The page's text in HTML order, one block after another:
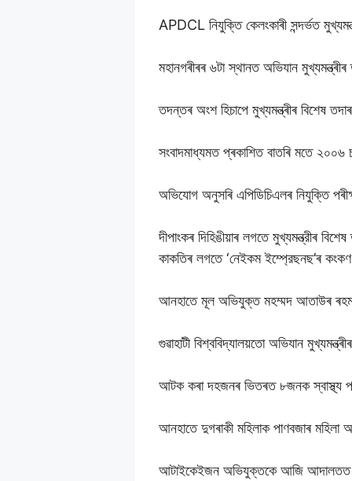
APDCL নিযুক্তি কেলংকাৰী সন্দৰ্ভত
মহানগৰীৰৰ ৬টা স্থানত অভিযান
তদন্তৰ অংশ হিচাপে মুখ্যমন্ত্ৰীৰ বিশেষ
সংবাদমাধ্যমত প্ৰকাশিত বাতৰি মতে ২০০৬
অভিযোগ অনুসৰি এপিডিচিএলৰ নিযুক্তি
দীপাংকৰ দিহিঙীয়াৰ লগতে মুখ্যমন্ত্রীৰ
কাকতিৰ লগতে ‘নেইকম ইম্প্রেছনছ’ৰ
আনহাতে মূল অভিযুক্ত মহম্মদ আতাউৰ
গুৱাহাটী বিশ্ববিদ্যালয়তো অভিযান
আটক কৰা দহজনৰ ভিতৰত ৮জনক স্বাস্থ্য
আনহাতে দুগৰাকী মহিলাক পাণবজাৰ মহিলা
আটাইকেইজন অভিযুক্তকে আজি আদালতত